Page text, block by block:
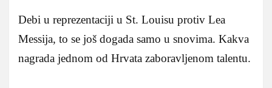
Debi u reprezentaciji u St. Louisu protiv Lea
Messija, to se još dogada samo u snovima. Kakva
nagrada jednom od Hrvata zaboravljenom talentu.